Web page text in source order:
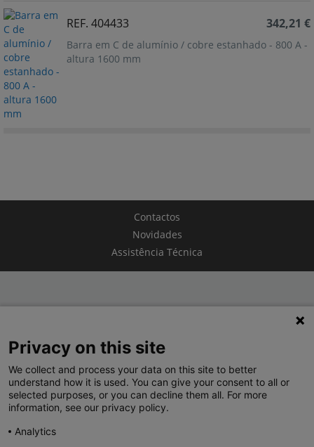
REF. 404433
Barra em C de alumínio / cobre estanhado - 800 A -
altura 1600 mm
342,21 €
Contactos
Novidades
Assistência Técnica
POLÍTICA DE PRIVACIDADE
LEGRAND PORTUGAL
GRUPO LEGRAND NO MUNDO
Privacy on this site
We collect and process your data on this site to better
understand how it is used. You can give your consent to all or
selected purposes, or you can decline them all. For more
information, see our privacy policy.
Analytics